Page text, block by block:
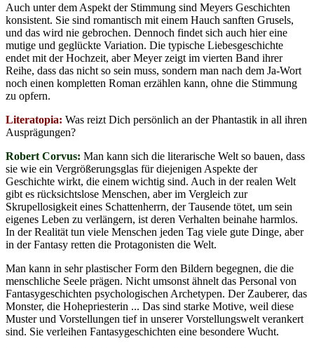
Auch unter dem Aspekt der Stimmung sind Meyers Geschichten
konsistent. Sie sind romantisch mit einem Hauch sanften Grusels,
und das wird nie gebrochen. Dennoch findet sich auch hier eine
mutige und geglückte Variation. Die typische Liebesgeschichte
endet mit der Hochzeit, aber Meyer zeigt im vierten Band ihrer
Reihe, dass das nicht so sein muss, sondern man nach dem Ja-Wort
noch einen kompletten Roman erzählen kann, ohne die Stimmung
zu opfern.
Literatopia: Was reizt Dich persönlich an der Phantastik in all ihren
Ausprägungen?
Robert Corvus: Man kann sich die literarische Welt so bauen, dass
sie wie ein Vergrößerungsglas für diejenigen Aspekte der
Geschichte wirkt, die einem wichtig sind. Auch in der realen Welt
gibt es rücksichtslose Menschen, aber im Vergleich zur
Skrupellosigkeit eines Schattenherrn, der Tausende tötet, um sein
eigenes Leben zu verlängern, ist deren Verhalten beinahe harmlos.
In der Realität tun viele Menschen jeden Tag viele gute Dinge, aber
in der Fantasy retten die Protagonisten die Welt.
Man kann in sehr plastischer Form den Bildern begegnen, die die
menschliche Seele prägen. Nicht umsonst ähnelt das Personal von
Fantasygeschichten psychologischen Archetypen. Der Zauberer, das
Monster, die Hohepriesterin ... Das sind starke Motive, weil diese
Muster und Vorstellungen tief in unserer Vorstellungswelt verankert
sind. Sie verleihen Fantasygeschichten eine besondere Wucht.